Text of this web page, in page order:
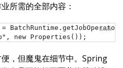
所需的全部内容：
new Properties());
，但魔鬼在细节中。Spring